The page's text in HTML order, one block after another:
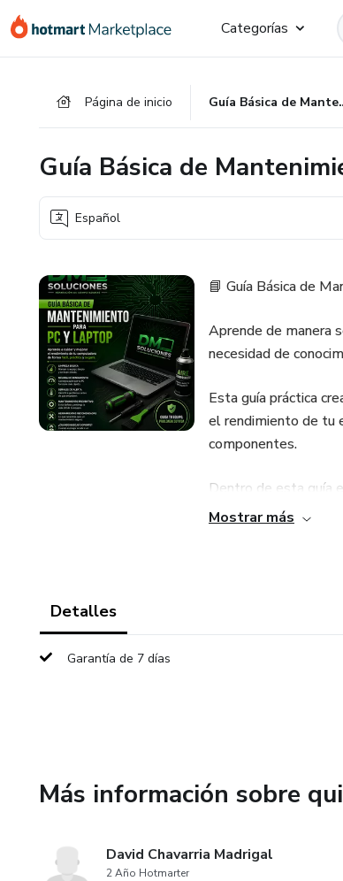
Categorías
Página de inicio Guía Básica
Guía Básica de
Español
📘 Guía Básica de
Aprende de manera
necesidad de
Esta guía práctica
el rendimiento de tu
componentes.
Dentro de esta guía
Mostrar más
Detalles
Garantía de 7 días
Más información sobre
David Chavarria Madrigal
2 Año Hotmarter